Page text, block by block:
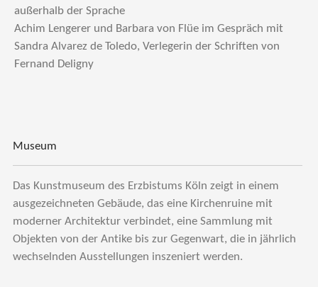
außerhalb der Sprache
Achim Lengerer und Barbara von Flüe im Gespräch mit
Sandra Alvarez de Toledo, Verlegerin der Schriften von
Fernand Deligny
Museum
Das Kunstmuseum des Erzbistums Köln zeigt in einem
ausgezeichneten Gebäude, das eine Kirchenruine mit
moderner Architektur verbindet, eine Sammlung mit
Objekten von der Antike bis zur Gegenwart, die in jährlich
wechselnden Ausstellungen inszeniert werden.